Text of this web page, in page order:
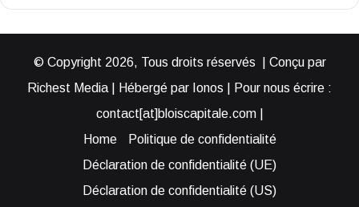
© Copyright 2026, Tous droits réservés | Conçu par
Richest Media | Hébergé par Ionos | Pour nous écrire :
contact[at]bloiscapitale.com |
Home
Politique de confidentialité
Déclaration de confidentialité (UE)
Déclaration de confidentialité (US)